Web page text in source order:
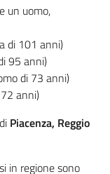
un uomo,
di 101 anni)
95 anni)
di 73 anni)
anni)
Piacenza, Reggio
in regione sono